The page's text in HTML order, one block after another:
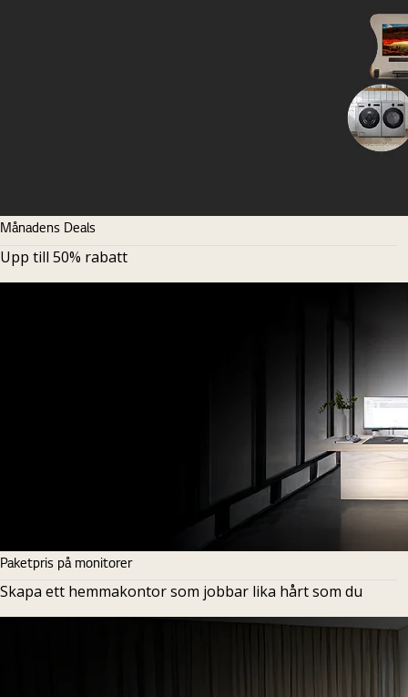
Månadens Deals
Upp till 50% rabatt
Paketpris på monitorer
Skapa ett hemmakontor som jobbar lika hårt som du